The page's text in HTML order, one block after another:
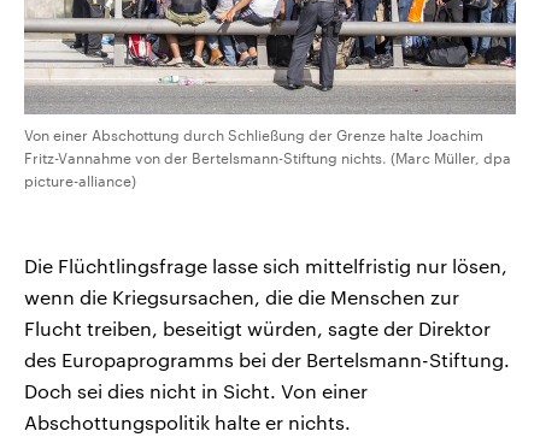
Von einer Abschottung durch Schließung der Grenze halte Joachim
Fritz-Vannahme von der Bertelsmann-Stiftung nichts. (Marc Müller, dpa
picture-alliance)
Die Flüchtlingsfrage lasse sich mittelfristig nur lösen,
wenn die Kriegsursachen, die die Menschen zur
Flucht treiben, beseitigt würden, sagte der Direktor
des Europaprogramms bei der Bertelsmann-Stiftung.
Doch sei dies nicht in Sicht. Von einer
Abschottungspolitik halte er nichts.